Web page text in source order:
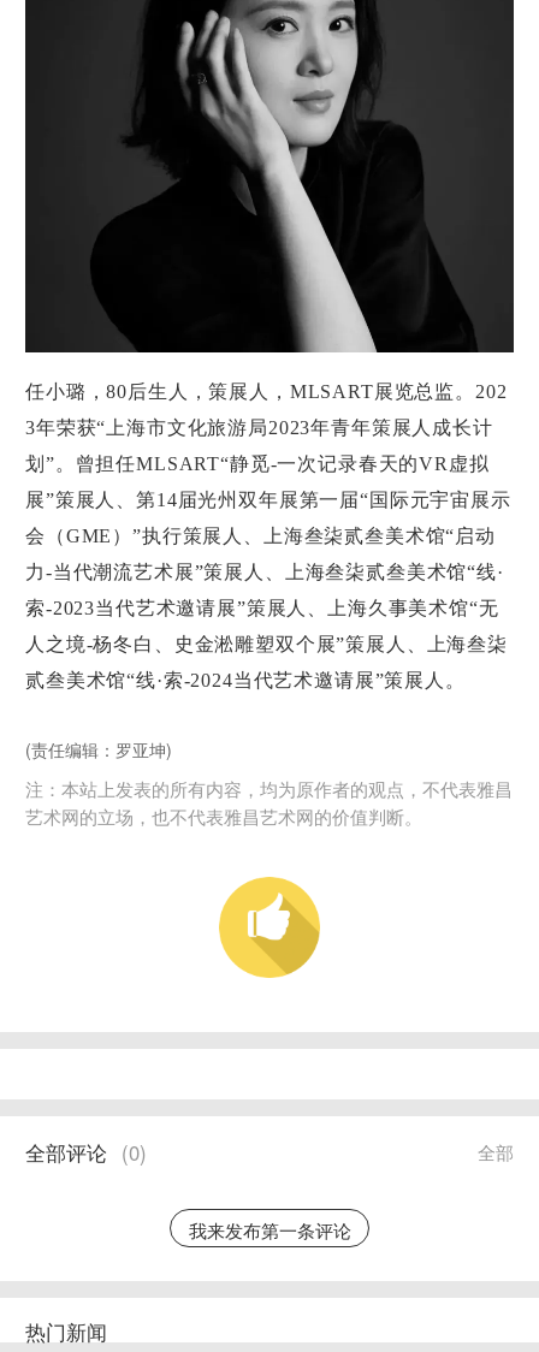
任小璐，80后生人，策展人，MLSART展览总监。202
3年荣获“上海市文化旅游局2023年青年策展人成长计
划”。曾担任MLSART“静觅-一次记录春天的VR虚拟
展”策展人、第14届光州双年展第一届“国际元宇宙展示
会（GME）”执行策展人、上海叁柒贰叁美术馆“启动
力-当代潮流艺术展”策展人、上海叁柒贰叁美术馆“线·
索-2023当代艺术邀请展”策展人、上海久事美术馆“无
人之境-杨冬白、史金淞雕塑双个展”策展人、上海叁柒
贰叁美术馆“线·索-2024当代艺术邀请展”策展人。
(责任编辑：罗亚坤)
注：本站上发表的所有内容，均为原作者的观点，不代表雅昌
艺术网的立场，也不代表雅昌艺术网的价值判断。
全部
全部评论 (0)
我来发布第一条评论
热门新闻